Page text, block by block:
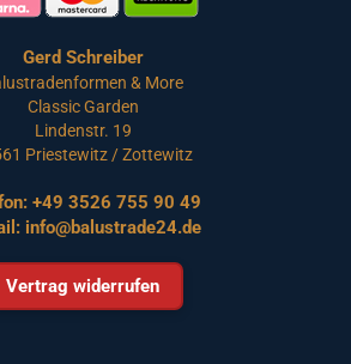
Gerd Schreiber
& More
Classic Garden
Lindenstr. 19
Priestewitz / Zottewitz
+49 3526 755 90 49
info@balustrade24.de
Vertrag widerrufen